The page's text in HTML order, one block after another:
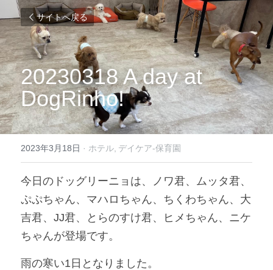
サイトへ戻る
20230318 A day at
DogRinho!
2023年3月18日 · ホテル, デイケア-保育園
今日のドッグリーニョは、ノワ君、ムッタ君、
ぷぷちゃん、マハロちゃん、ちくわちゃん、大
吉君、JJ君、とらのすけ君、ヒメちゃん、ニケ
ちゃんが登場です。
雨の寒い1日となりました。